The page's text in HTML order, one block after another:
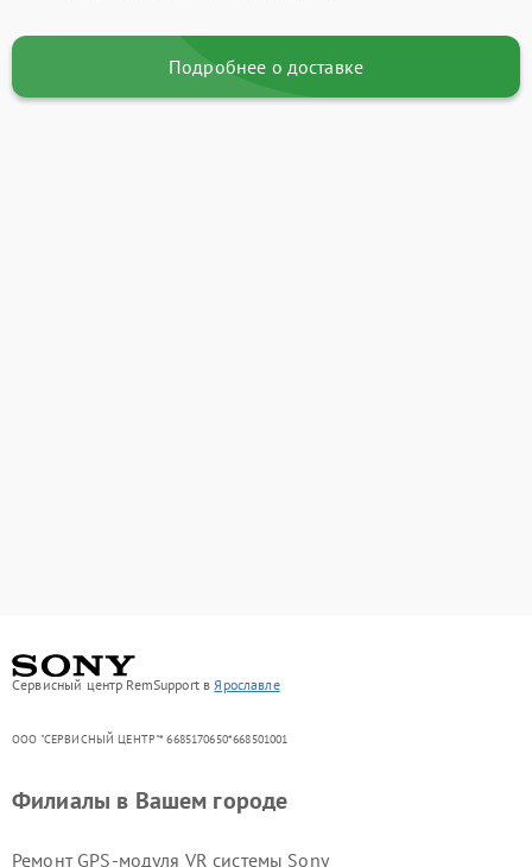
Подробнее о доставке
Сервисный центр RemSupport в Ярославле
ООО "СЕРВИСНЫЙ ЦЕНТР"* 6685170650*668501001
Филиалы в Вашем городе
Ремонт GPS-модуля VR системы Sony